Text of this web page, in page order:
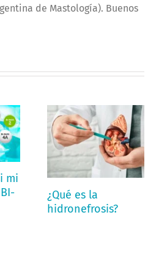
de Mastología). Buenos
mi
¿Qué es la
hidronefrosis?